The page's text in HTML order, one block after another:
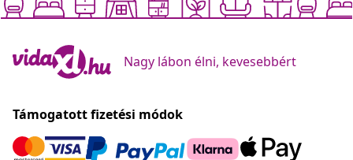
Nagy lábon élni, kevesebbért
Támogatott fizetési módok